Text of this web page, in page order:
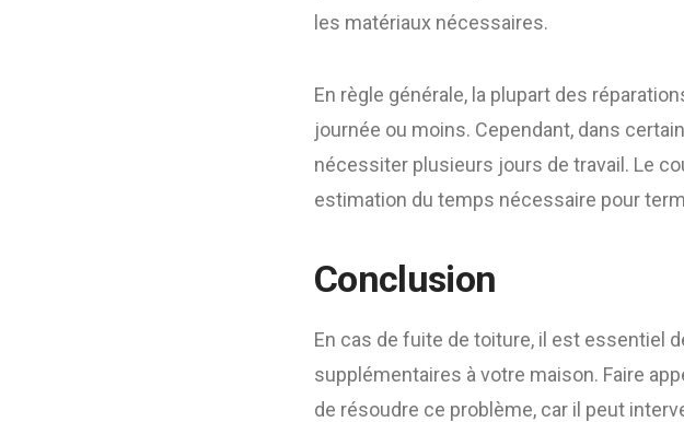
les matériaux nécessaires.
En règle générale, la plupart des
journée ou moins. Cependant, dans
nécessiter plusieurs jours de travail. Le
estimation du temps nécessaire pour
Conclusion
En cas de fuite de toiture, il est essentiel
supplémentaires à votre maison. Faire
de résoudre ce problème, car il peut